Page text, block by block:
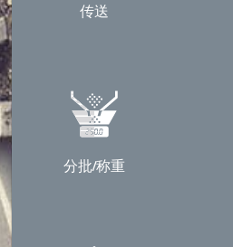
传送
分批/称重